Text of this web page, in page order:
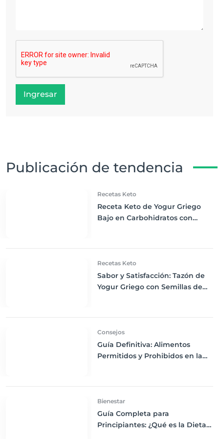
Ingresar
Publicación de tendencia
Recetas Keto
Receta Keto de Yogur Griego
Bajo en Carbohidratos con
Recetas Keto
Sabor y Satisfacción: Tazón de
Yogur Griego con Semillas de
Consejos
Guía Definitiva: Alimentos
Permitidos y Prohibidos en la
Bienestar
Guía Completa para
Principiantes: ¿Qué es la Dieta